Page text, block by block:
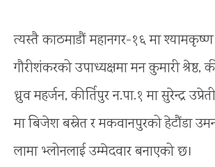
त्यस्तै काठमाडौं महानगर-१६ मा श्यामकृष्ण
गौरीशंकरको उपाध्यक्षमा मन कुमारी श्रेष्ठ,
ध्रुव महर्जन, कीर्तिपुर न.पा.१ मा सुरेन्द्र
मा बिजेश बस्नेत र मकवानपुरको हेटौंडा
लामा भ्लोनलाई उम्मेदवार बनाएको छ।